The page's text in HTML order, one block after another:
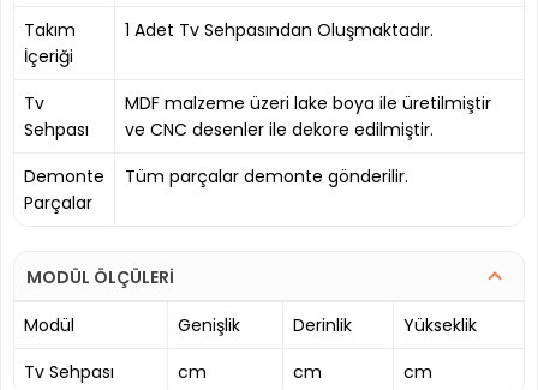
Takım
İçeriği
1 Adet Tv Sehpasından Oluşmaktadır.
Tv
Sehpası
MDF malzeme üzeri lake boya ile üretilmiştir
ve CNC desenler ile dekore edilmiştir.
Demonte
Parçalar
Tüm parçalar demonte gönderilir.
MODÜL ÖLÇÜLERİ
Modül
Genişlik Derinlik
Yükseklik
Tv Sehpası
cm cm cm